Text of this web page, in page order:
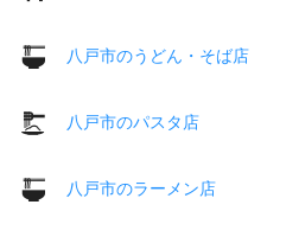
八戸市のうどん・そば店
八戸市のパスタ店
八戸市のラーメン店